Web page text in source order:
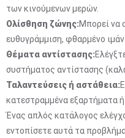
των κινούμενων μερών.
Ολίσθηση ζώνης:Μπορεί να
ευθυγράμμιση, φθαρμένο
Θέματα αντίστασης:
συστήματος αντίστασης
Ταλαντεύσεις ή αστάθεια:
κατεστραμμένα εξαρτήματα
Ένας απλός κατάλογος
εντοπίσετε αυτά τα